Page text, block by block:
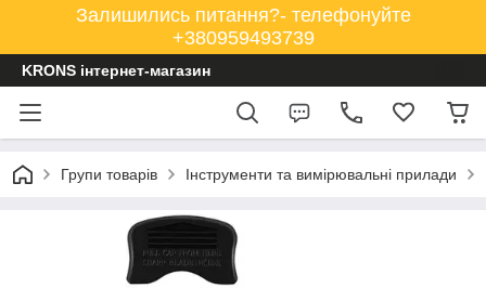
Залишились питання?- телефонуйте
+380959493739
KRONS інтернет-магазин
Групи товарів Інструменти та вимірювальні прилади